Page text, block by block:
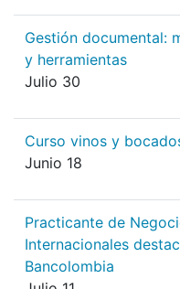
Gestión documental:
y herramientas
Julio 30
Curso vinos y
Junio 18
Practicante de
Internacionales
Bancolombia